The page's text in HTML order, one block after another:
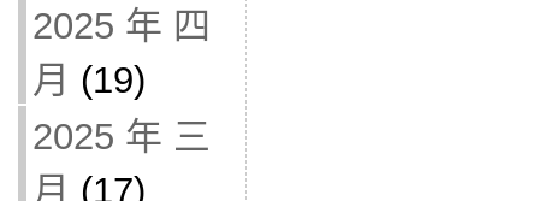
2025 年 四
月 (19)
2025 年 三
月 (17)